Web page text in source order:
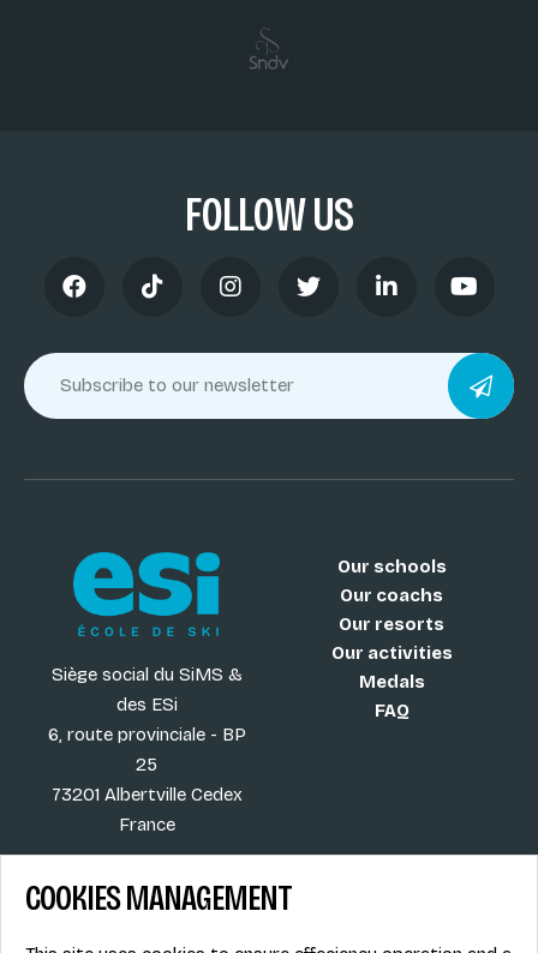
FOLLOW US
Siège social du SiMS &
des ESi
6, route provinciale - BP
25
73201 Albertville Cedex
France
Our schools
Our coachs
Our resorts
Our activities
Medals
FAQ
COOKIES MANAGEMENT